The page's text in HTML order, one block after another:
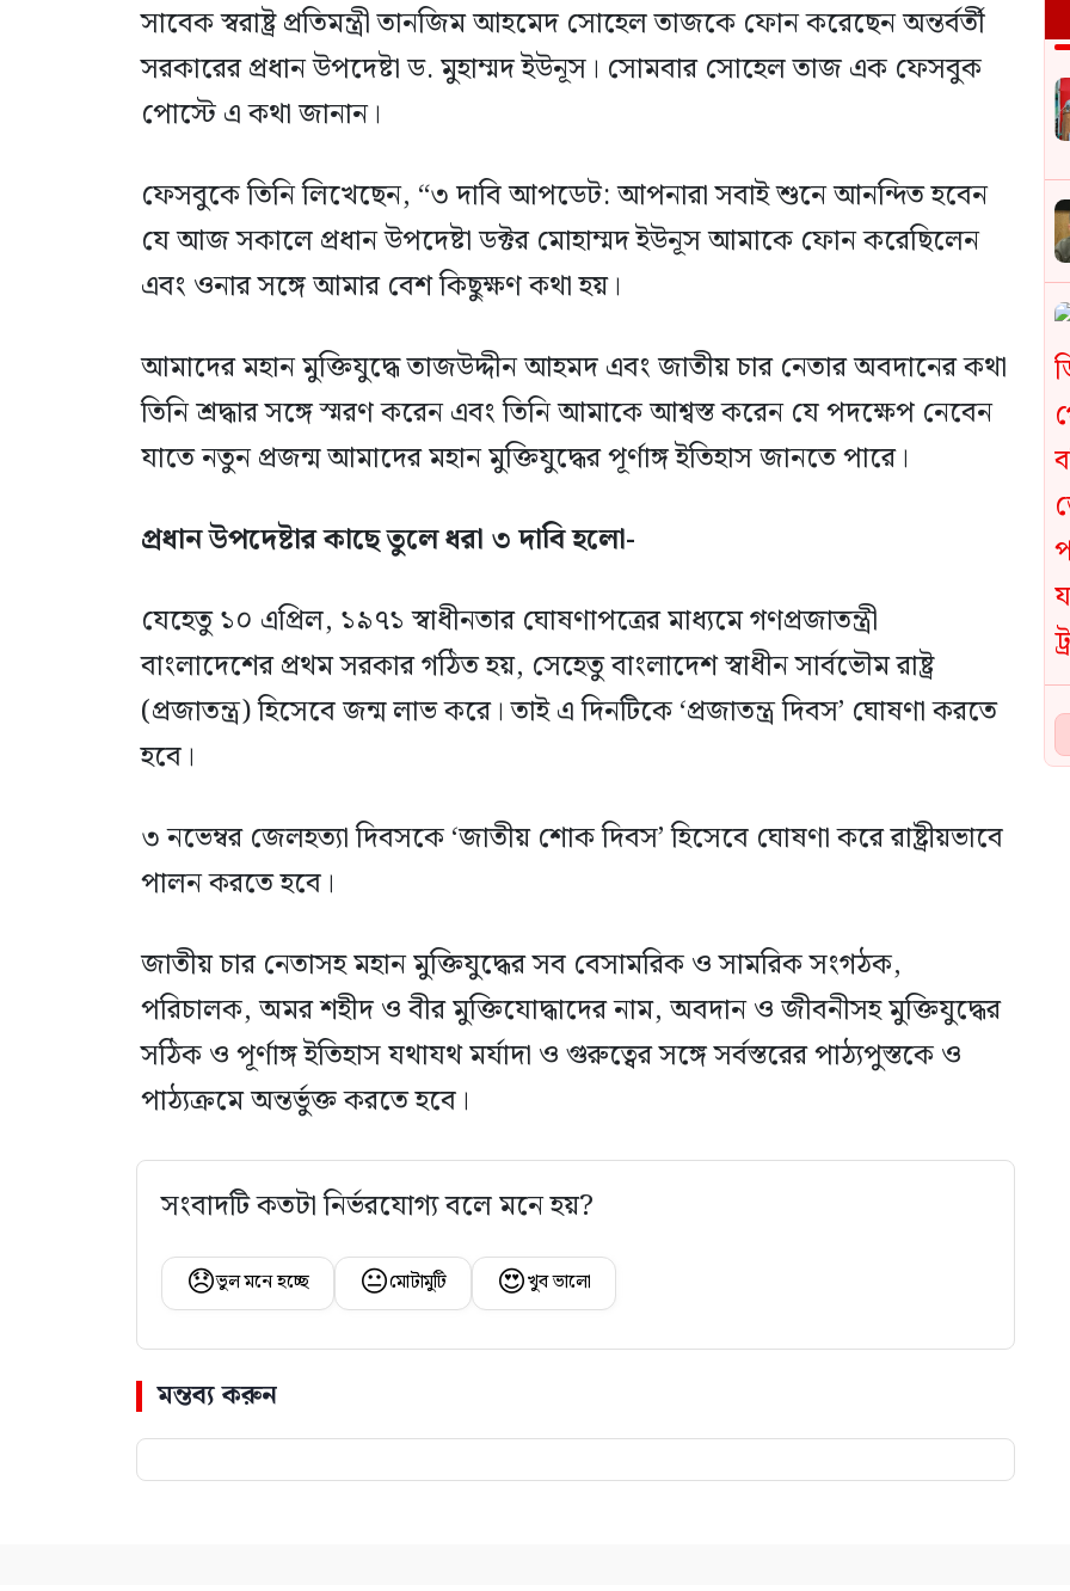
সাবেক স্বরাষ্ট্র প্রতিমন্ত্রী তানজিম আহমেদ সোহেল তাজকে ফোন করেছেন অন্তর্বর্তী
সরকারের প্রধান উপদেষ্টা ড. মুহাম্মদ ইউনূস। সোমবার সোহেল তাজ এক ফেসবুক
পোস্টে এ কথা জানান।
ফেসবুকে তিনি লিখেছেন, “৩ দাবি আপডেট: আপনারা সবাই শুনে আনন্দিত হবেন
যে আজ সকালে প্রধান উপদেষ্টা ডক্টর মোহাম্মদ ইউনূস আমাকে ফোন করেছিলেন
এবং ওনার সঙ্গে আমার বেশ কিছুক্ষণ কথা হয়।
আমাদের মহান মুক্তিযুদ্ধে তাজউদ্দীন আহমদ এবং জাতীয় চার নেতার অবদানের কথা
তিনি শ্রদ্ধার সঙ্গে স্মরণ করেন এবং তিনি আমাকে আশ্বস্ত করেন যে পদক্ষেপ নেবেন
যাতে নতুন প্রজন্ম আমাদের মহান মুক্তিযুদ্ধের পূর্ণাঙ্গ ইতিহাস জানতে পারে।
প্রধান উপদেষ্টার কাছে তুলে ধরা ৩ দাবি হলো-
যেহেতু ১০ এপ্রিল, ১৯৭১ স্বাধীনতার ঘোষণাপত্রের মাধ্যমে গণপ্রজাতন্ত্রী
বাংলাদেশের প্রথম সরকার গঠিত হয়, সেহেতু বাংলাদেশ স্বাধীন সার্বভৌম রাষ্ট্র
(প্রজাতন্ত্র) হিসেবে জন্ম লাভ করে। তাই এ দিনটিকে ‘প্রজাতন্ত্র দিবস’ ঘোষণা করতে
হবে।
৩ নভেম্বর জেলহত্যা দিবসকে ‘জাতীয় শোক দিবস’ হিসেবে ঘোষণা করে রাষ্ট্রীয়ভাবে
পালন করতে হবে।
জাতীয় চার নেতাসহ মহান মুক্তিযুদ্ধের সব বেসামরিক ও সামরিক সংগঠক,
পরিচালক, অমর শহীদ ও বীর মুক্তিযোদ্ধাদের নাম, অবদান ও জীবনীসহ মুক্তিযুদ্ধের
সঠিক ও পূর্ণাঙ্গ ইতিহাস যথাযথ মর্যাদা ও গুরুত্বের সঙ্গে সর্বস্তরের পাঠ্যপুস্তকে ও
পাঠ্যক্রমে অন্তর্ভুক্ত করতে হবে।
সংবাদটি কতটা নির্ভরযোগ্য বলে মনে হয়?
😞ভুল মনে হচ্ছে 😐মোটামুটি 😍খুব ভালো
মন্তব্য করুন